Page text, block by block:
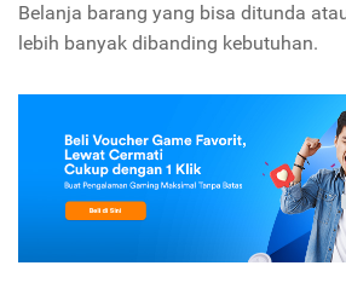
Belanja barang yang bisa ditunda
lebih banyak dibanding kebutuhan.